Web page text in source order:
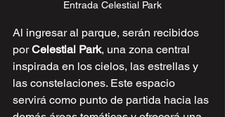
Entrada Celestial Park
Al ingresar al parque, serán recibidos
por Celestial Park, una zona central
inspirada en los cielos, las estrellas y
las constelaciones. Este espacio
servirá como punto de partida hacia las